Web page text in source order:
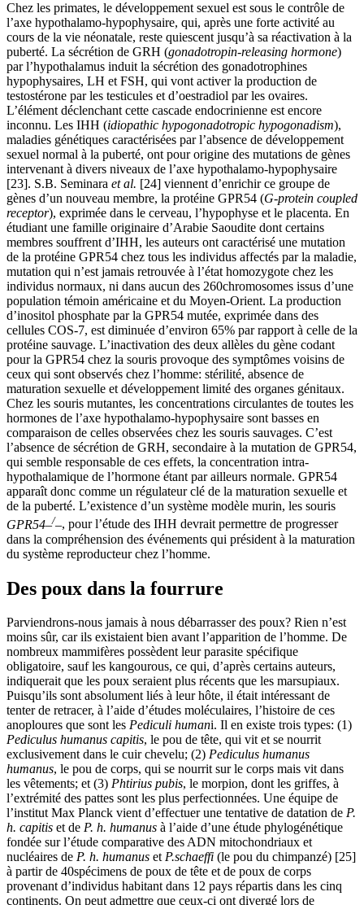
Chez les primates, le développement sexuel est sous le contrôle de
l’axe hypothalamo-hypophysaire, qui, après une forte activité au
cours de la vie néonatale, reste quiescent jusqu’à sa réactivation à la
puberté. La sécrétion de GRH (gonadotropin-releasing hormone)
par l’hypothalamus induit la sécrétion des gonadotrophines
hypophysaires, LH et FSH, qui vont activer la production de
testostérone par les testicules et d’oestradiol par les ovaires.
L’élément déclenchant cette cascade endocrinienne est encore
inconnu. Les IHH (idiopathic hypogonadotropic hypogonadism),
maladies génétiques caractérisées par l’absence de développement
sexuel normal à la puberté, ont pour origine des mutations de gènes
intervenant à divers niveaux de l’axe hypothalamo-hypophysaire
[23]. S.B. Seminara et al. [24] viennent d’enrichir ce groupe de
gènes d’un nouveau membre, la protéine GPR54 (G-protein coupled
receptor), exprimée dans le cerveau, l’hypophyse et le placenta. En
étudiant une famille originaire d’Arabie Saoudite dont certains
membres souffrent d’IHH, les auteurs ont caractérisé une mutation
de la protéine GPR54 chez tous les individus affectés par la maladie,
mutation qui n’est jamais retrouvée à l’état homozygote chez les
individus normaux, ni dans aucun des 260chromosomes issus d’une
population témoin américaine et du Moyen-Orient. La production
d’inositol phosphate par la GPR54 mutée, exprimée dans des
cellules COS-7, est diminuée d’environ 65% par rapport à celle de la
protéine sauvage. L’inactivation des deux allèles du gène codant
pour la GPR54 chez la souris provoque des symptômes voisins de
ceux qui sont observés chez l’homme: stérilité, absence de
maturation sexuelle et développement limité des organes génitaux.
Chez les souris mutantes, les concentrations circulantes de toutes les
hormones de l’axe hypothalamo-hypophysaire sont basses en
comparaison de celles observées chez les souris sauvages. C’est
l’absence de sécrétion de GRH, secondaire à la mutation de GPR54,
qui semble responsable de ces effets, la concentration intra-
hypothalamique de l’hormone étant par ailleurs normale. GPR54
apparaît donc comme un régulateur clé de la maturation sexuelle et
de la puberté. L’existence d’un système modèle murin, les souris
GPR54–/–, pour l’étude des IHH devrait permettre de progresser
dans la compréhension des événements qui président à la maturation
du système reproducteur chez l’homme.
Des poux dans la fourrure
Parviendrons-nous jamais à nous débarrasser des poux? Rien n’est
moins sûr, car ils existaient bien avant l’apparition de l’homme. De
nombreux mammifères possèdent leur parasite spécifique
obligatoire, sauf les kangourous, ce qui, d’après certains auteurs,
indiquerait que les poux seraient plus récents que les marsupiaux.
Puisqu’ils sont absolument liés à leur hôte, il était intéressant de
tenter de retracer, à l’aide d’études moléculaires, l’histoire de ces
anoploures que sont les Pediculi humani. Il en existe trois types: (1)
Pediculus humanus capitis, le pou de tête, qui vit et se nourrit
exclusivement dans le cuir chevelu; (2) Pediculus humanus
humanus, le pou de corps, qui se nourrit sur le corps mais vit dans
les vêtements; et (3) Phtirius pubis, le morpion, dont les griffes, à
l’extrémité des pattes sont les plus perfectionnées. Une équipe de
l’institut Max Planck vient d’effectuer une tentative de datation de P.
h. capitis et de P. h. humanus à l’aide d’une étude phylogénétique
fondée sur l’étude comparative des ADN mitochondriaux et
nucléaires de P. h. humanus etP.schaeffi (le pou du chimpanzé) [25]
à partir de 40spécimens de poux de tête et de poux de corps
provenant d’individus habitant dans 12 pays répartis dans les cinq
continents. On peut admettre que ceux-ci ont divergé lors de